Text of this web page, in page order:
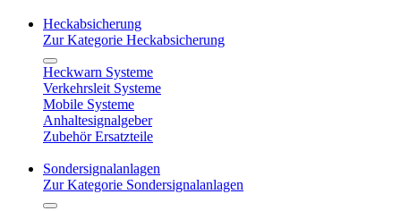
Heckabsicherung
Zur Kategorie Heckabsicherung
Heckwarn Systeme
Verkehrsleit Systeme
Mobile Systeme
Anhaltesignalgeber
Zubehör Ersatzteile
Sondersignalanlagen
Zur Kategorie Sondersignalanlagen